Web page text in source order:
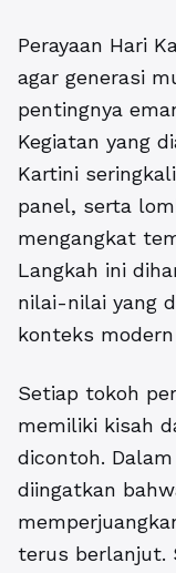
Perayaan Hari
agar generasi
pentingnya
Kegiatan yang
Kartini
panel, serta
mengangkat
Langkah ini
nilai-nilai yang
konteks
Setiap tokoh
memiliki kisah
dicontoh.
diingatkan
terus berlanjut.